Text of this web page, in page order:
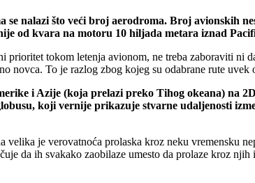
nalazi što veći broj aerodroma. Broj avionskih
od kvara na motoru 10 hiljada metara iznad
prioritet tokom letenja avionom, ne treba zaboraviti
novca. To je razlog zbog kojeg su odabrane rute
i Azije (koja prelazi preko Tihog okeana) na
koji vernije prikazuje stvarne udaljenosti
je verovatnoća prolaska kroz neku vremensku
da ih svakako zaobilaze umesto da prolaze kroz